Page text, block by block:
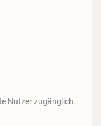
Nutzer zugänglich.